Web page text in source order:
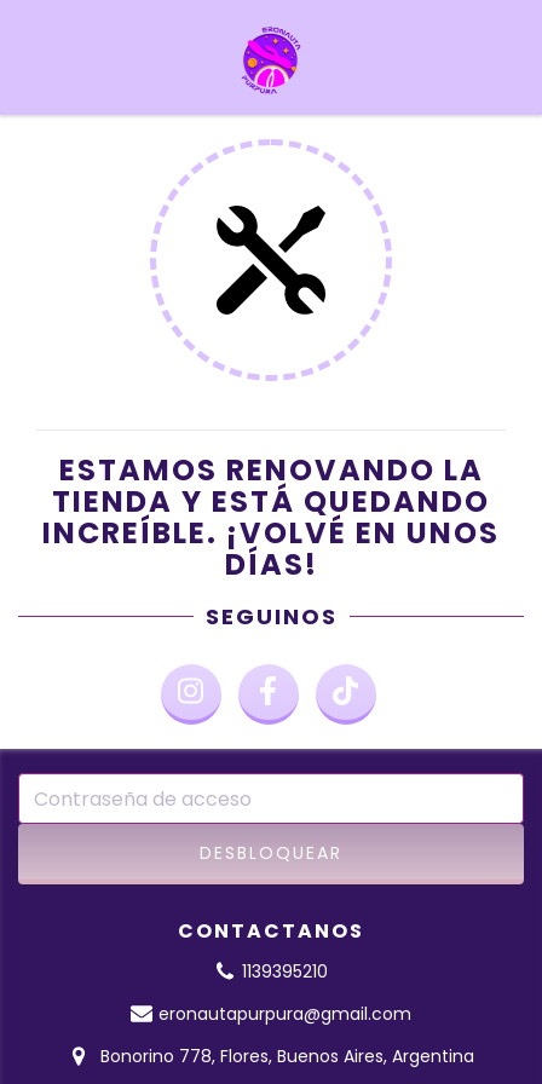
ESTAMOS RENOVANDO LA
TIENDA Y ESTÁ QUEDANDO
INCREÍBLE. ¡VOLVÉ EN UNOS
DÍAS!
SEGUINOS
CONTACTANOS
1139395210
eronautapurpura@gmail.com
Bonorino 778, Flores, Buenos Aires, Argentina